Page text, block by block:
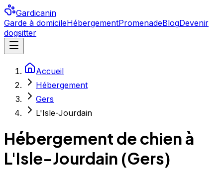
Gardicanin
Garde à domicileHébergementPromenadeBlogDevenir
dogsitter
Accueil
Hébergement
Gers
L'Isle-Jourdain
Hébergement de chien à
L'Isle-Jourdain (Gers)